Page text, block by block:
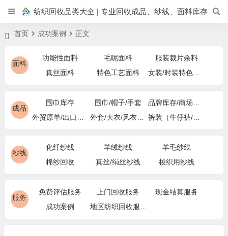
纺织回收品类大全 | 专业回收成品、纱线、面料库存
首页 成功案例 正文
面料
功能性面料 毛呢面料
服装裁片余料
真丝面料
特色工艺面料
成品
围巾库存 围巾/帽子/手套
纱线
化纤纱线 羊绒纱线
羊毛纱线
棉纱回收
真丝/绢丝纱线 梭织用纱线
服务
免费评估服务 上门回收服务
现金结算服务
成功案例